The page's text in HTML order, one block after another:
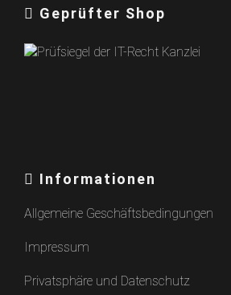
Geprüfter Shop
Informationen
Allgemeine Geschäftsbedingungen
Impressum
Privatsphäre und Datenschutz